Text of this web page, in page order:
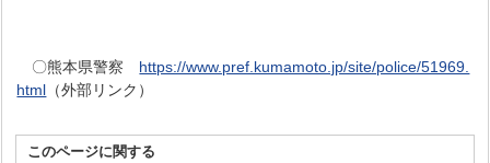
〇熊本県警察 https://www.pref.kumamoto.jp/site/police/51969.
html （外部リンク）
このページに関する